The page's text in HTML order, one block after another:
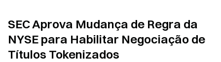
SEC Aprova Mudança de Regra da
NYSE para Habilitar Negociação de
Títulos Tokenizados